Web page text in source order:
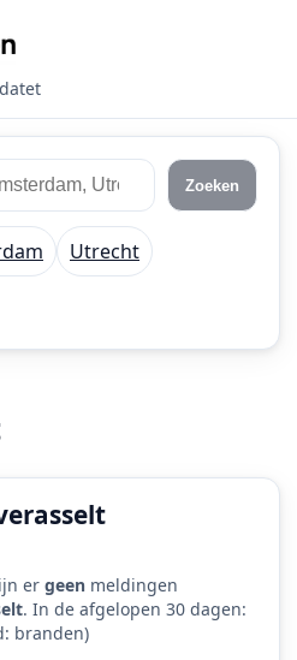
Zoeken
Utrecht
er geen meldingen
. In de afgelopen 30 dagen:
branden)